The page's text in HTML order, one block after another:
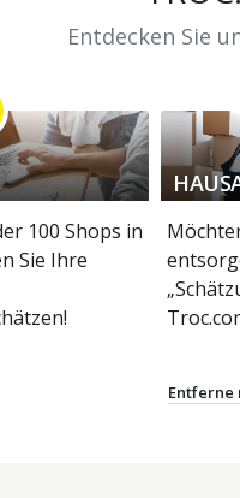
Entdecken Sie
100 Shops in
Sie Ihre
Entferne